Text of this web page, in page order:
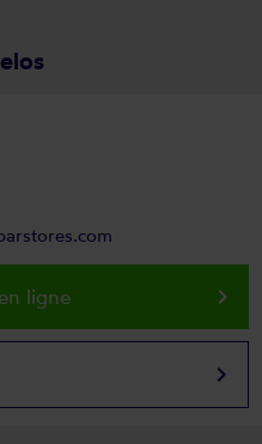
ligne keyboard_arrow_right
keyboard_arrow_right